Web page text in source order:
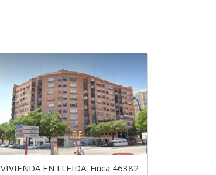
VIVIENDA EN LLEIDA. Finca 46382